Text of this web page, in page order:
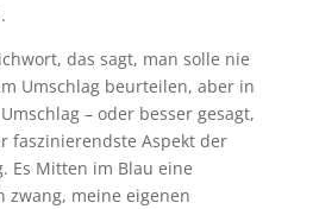
das sagt, man solle nie
Umschlag beurteilen, aber in
– oder besser gesagt,
faszinierendste Aspekt der
Es Mitten im Blau eine
zwang, meine eigenen